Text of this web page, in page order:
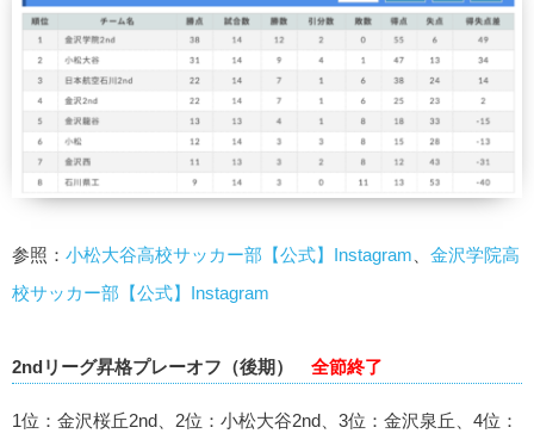
参照： 小松大谷高校サッカー部【公式】Instagram
金沢学院高
校サッカー部【公式】Instagram
2ndリーグ昇格プレーオフ（後期） 全節終了
1位：金沢桜丘2nd、2位：小松大谷2nd、3位：金沢泉丘、4位：